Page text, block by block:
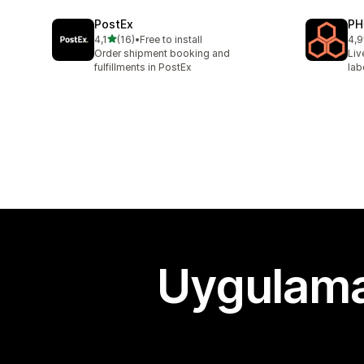
PostEx
4,15 yıldız üzerinden
(16)
toplam 16 değerlendirme
•Free to install
Order shipment booking and
fulfillments in PostEx
4,9